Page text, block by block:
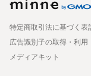
特定商取引法に基づく表
広告識別子の取得・利用
メディアキット